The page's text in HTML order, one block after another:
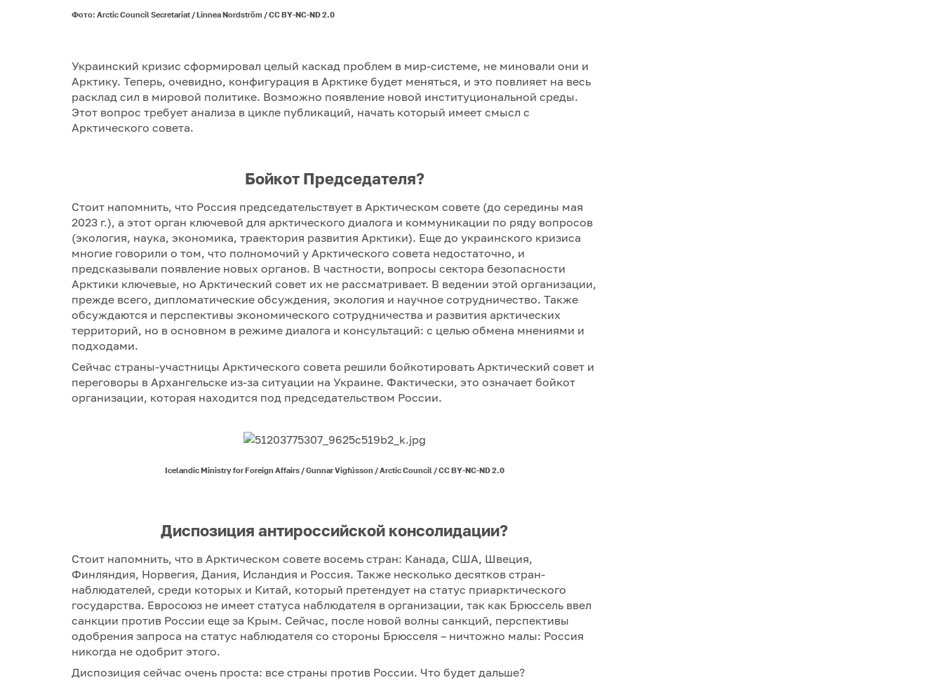
Фото: Arctic Council Secretariat / Linnea Nordström / CC BY-NC-ND 2.0
Украинский кризис сформировал целый каскад проблем в мир-системе, не миновали они и
Арктику. Теперь, очевидно, конфигурация в Арктике будет меняться, и это повлияет на весь
расклад сил в мировой политике. Возможно появление новой институциональной среды.
Этот вопрос требует анализа в цикле публикаций, начать который имеет смысл с
Арктического совета.
Бойкот Председателя?
Стоит напомнить, что Россия председательствует в Арктическом совете (до середины мая
2023 г.), а этот орган ключевой для арктического диалога и коммуникации по ряду вопросов
(экология, наука, экономика, траектория развития Арктики). Еще до украинского кризиса
многие говорили о том, что полномочий у Арктического совета недостаточно, и
предсказывали появление новых органов. В частности, вопросы сектора безопасности
Арктики ключевые, но Арктический совет их не рассматривает. В ведении этой организации,
прежде всего, дипломатические обсуждения, экология и научное сотрудничество. Также
обсуждаются и перспективы экономического сотрудничества и развития арктических
территорий, но в основном в режиме диалога и консультаций: с целью обмена мнениями и
подходами.
Сейчас страны-участницы Арктического совета решили бойкотировать Арктический совет и
переговоры в Архангельске из-за ситуации на Украине. Фактически, это означает бойкот
организации, которая находится под председательством России.
Icelandic Ministry for Foreign Affairs / Gunnar Vigfússon / Arctic Council / CC BY-NC-ND 2.0
Диспозиция антироссийской консолидации?
Стоит напомнить, что в Арктическом совете восемь стран: Канада, США, Швеция,
Финляндия, Норвегия, Дания, Исландия и Россия. Также несколько десятков стран-
наблюдателей, среди которых и Китай, который претендует на статус приарктического
государства. Евросоюз не имеет статуса наблюдателя в организации, так как Брюссель ввел
санкции против России еще за Крым. Сейчас, после новой волны санкций, перспективы
одобрения запроса на статус наблюдателя со стороны Брюсселя – ничтожно малы: Россия
никогда не одобрит этого.
Диспозиция сейчас очень проста: все страны против России. Что будет дальше?